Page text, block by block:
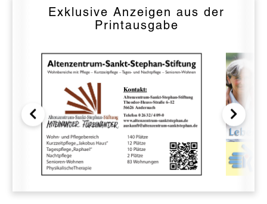
Exklusive Anzeigen aus der
Printausgabe